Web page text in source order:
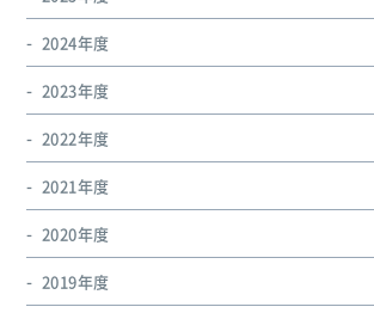
2024年度
2023年度
2022年度
2021年度
2020年度
2019年度